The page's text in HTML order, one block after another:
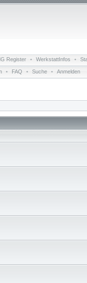
Register • WerkstattInfos •
• FAQ • Suche • Anmelden